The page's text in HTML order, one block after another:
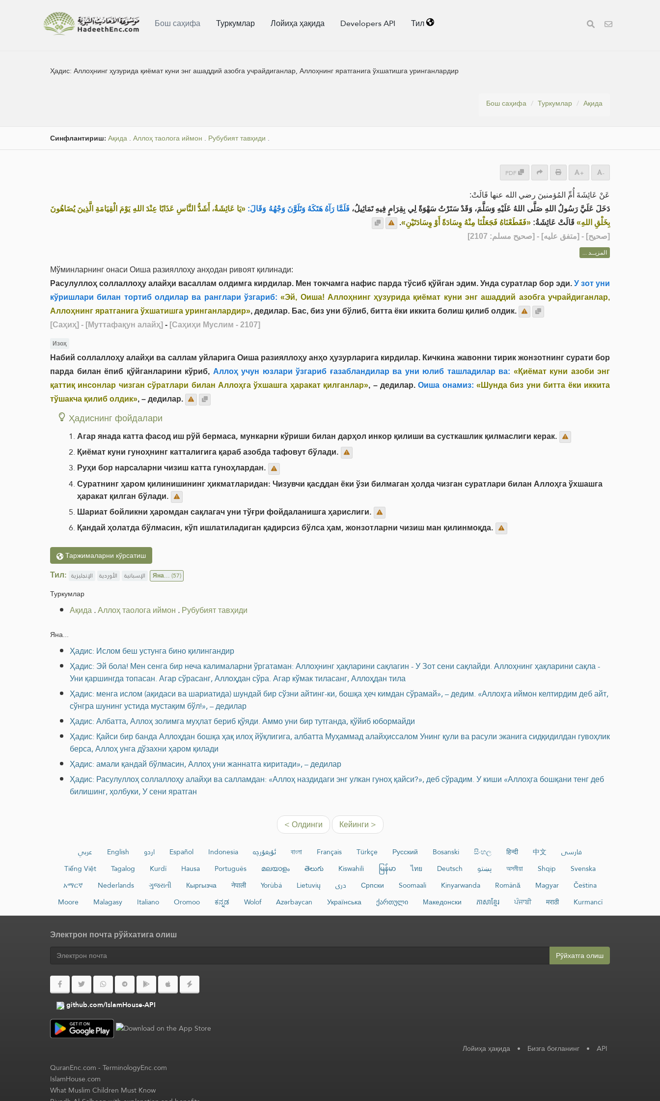
Бош саҳифа Туркумлар Лойиҳа ҳақида Developers API Тил
Ҳадис:Аллоҳнинг ҳузурида қиёмат куни энг ашаддий азобга учрайдиганлар, Аллоҳнинг яратганига ўхшатишга уринганлардир
Бош саҳифа Туркумлар Ақида
Синфлантириш: Ақида . Аллоҳ таолога иймон . Рубубият тавҳиди .
PDF + -
عَنْ عَائِشَةَ أُمِّ المُؤمنينَ رضي الله عنها قَالَتْ:
دَخَلَ عَلَيَّ رَسُولُ اللهِ صَلَّى اللهُ عَلَيْهِ وَسَلَّمَ، وَقَدْ سَتَرْتُ سَهْوَةً لِي بِقِرَامٍ فِيهِ تَمَاثِيلُ، فَلَمَّا رَآهُ هَتَكَهُ وَتَلَوَّنَ وَجْهُهُ وَقَالَ: «يَا عَائِشَةُ، أَشَدُّ النَّاسِ عَذَابًا عِنْدَ اللهِ يَوْمَ الْقِيَامَةِ الَّذِينَ يُضَاهُونَ
بِخَلْقِ اللهِ» قَالَتْ عَائِشَةُ: «فَقَطَعْنَاهُ فَجَعَلْنَا مِنْهُ وِسَادَةً أَوْ وِسَادَتَيْنِ».
[صحيح] - [متفق عليه] - [صحيح مسلم: 2107]
المزيــد ...
Мўминларнинг онаси Оиша разияллоҳу анҳодан ривоят қилинади:
Расулуллоҳ соллаллоҳу алайҳи васаллам олдимга кирдилар. Мен токчамга нафис парда тўсиб қўйган эдим. Унда суратлар бор эди. У зот уни
кўришлари билан тортиб олдилар ва ранглари ўзгариб: «Эй, Оиша! Аллоҳнинг ҳузурида қиёмат куни энг ашаддий азобга учрайдиганлар,
Аллоҳнинг яратганига ўхшатишга уринганлардир», дедилар. Бас, биз уни бўлиб, битта ёки иккита болиш қилиб олдик.
[Саҳиҳ] - [Муттафақун алайҳ] - [Саҳиҳи Муслим - 2107]
Изоҳ
Набий соллаллоҳу алайҳи ва саллам уйларига Оиша разияллоҳу анҳо ҳузурларига кирдилар. Кичкина жавонни тирик жонзотнинг сурати бор
парда билан ёпиб қўйганларини кўриб, Аллоҳ учун юзлари ўзгариб ғазабландилар ва уни юлиб ташладилар ва: «Қиёмат куни азоби энг
қаттиқ инсонлар чизган сўратлари билан Аллоҳга ўхшашга ҳаракат қилганлар», – дедилар.Оиша онамиз: «Шунда биз уни битта ёки иккита
тўшакча қилиб олдик», – дедилар.
Ҳадиснинг фойдалари
Агар янада катта фасод иш рўй бермаса, мункарни кўриши билан дарҳол инкор қилиши ва сусткашлик қилмаслиги керак.
Қиёмат куни гуноҳнинг катталигига қараб азобда тафовут бўлади.
Руҳи бор нарсаларни чизиш катта гуноҳлардан.
Суратнинг ҳаром қилинишининг ҳикматларидан: Чизувчи қасддан ёки ўзи билмаган ҳолда чизган суратлари билан Аллоҳга ўхшашга
ҳаракат қилган бўлади.
Шариат бойликни ҳаромдан сақлагач уни тўғри фойдаланишга ҳарислиги.
Қандай ҳолатда бўлмасин, кўп ишлатиладиган қадирсиз бўлса ҳам, жонзотларни чизиш ман қилинмоқда.
Таржималарни кўрсатиш
Тил: الإنجليزية الأوردية الإسبانية Яна...(57)
Туркумлар
Ақида.Аллоҳ таолога иймон .Рубубият тавҳиди
Яна...
Ҳадис: Ислом беш устунга бино қилингандир
Ҳадис: Эй бола! Мен сенга бир неча калималарни ўргатаман: Аллоҳнинг ҳақларини сақлагин - У Зот сени сақлайди. Аллоҳнинг ҳақларини сақла -
Уни қаршингда топасан. Агар сўрасанг, Аллоҳдан сўра. Агар кўмак тиласанг, Аллоҳдан тила
Ҳадис: менга ислом (ақидаси ва шариатида) шундай бир сўзни айтинг-ки, бошқа ҳеч кимдан сўрамай», – дедим. «Аллоҳга иймон келтирдим деб айт,
сўнгра шунинг устида мустақим бўл!», – дедилар
Ҳадис: Албатта, Аллоҳ золимга муҳлат бериб қўяди. Аммо уни бир тутганда, қўйиб юбормайди
Ҳадис: Қайси бир банда Аллоҳдан бошқа ҳақ илоҳ йўқлигига, албатта Муҳаммад алайҳиссалом Унинг қули ва расули эканига сидқидилдан гувоҳлик
берса, Аллоҳ унга дўзахни ҳаром қилади
Ҳадис: амали қандай бўлмасин, Аллоҳ уни жаннатга киритади», – дедилар
Ҳадис: Расулуллоҳ соллаллоҳу алайҳи ва салламдан: «Аллоҳ наздидаги энг улкан гуноҳ қайси?», деб сўрадим. У киши «Аллоҳга бошқани тенг деб
билишинг, ҳолбуки, У сени яратган
< Олдинги Кейинги >
عربي English اردو Español Indonesia ئۇيغۇرچە বাংলা Français Türkçe Русский Bosanski සිංහල हिन्दी 中文
فارسی
Tiếng Việt
Tagalog Kurdî Hausa Português മലയാളം తెలుగు Kiswahili မြန်မာ ไทย Deutsch پښتو অসমীয়া Shqip
Svenska
አማርኛ
Nederlands ગુજરાતી Кыргызча नेपाली Yorùbá Lietuvių دری Српски Soomaali Kinyarwanda Română Magyar
Čeština
Moore
Malagasy Italiano Oromoo ಕನ್ನಡ Wolof Azərbaycan Українська ქართული Македонски ភាសាខ្មែរ ਪੰਜਾਬੀ मराठी Kurmancî
Электрон почта рўйхатига олиш
Рўйхатга олиш
github.com/IslamHouse-API
Лойиҳа ҳақида • Бизга боғланинг • API
QuranEnc.com-TerminologyEnc.com
IslamHouse.com
What Muslim Children Must Know